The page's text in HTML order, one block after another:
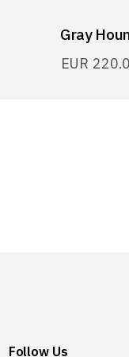
Gray
EUR
Follow Us